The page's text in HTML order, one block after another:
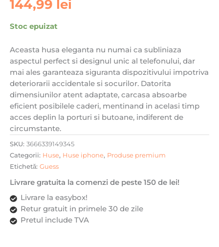
144,99 lei
Stoc epuizat
Aceasta husa eleganta nu numai ca subliniaza
aspectul perfect si designul unic al telefonului, dar
mai ales garanteaza siguranta dispozitivului impotriva
deteriorarii accidentale si socurilor. Datorita
dimensiunilor atent adaptate, carcasa absoarbe
eficient posibilele caderi, mentinand in acelasi timp
acces deplin la porturi si butoane, indiferent de
circumstante.
SKU: 3666339149345
Categorii: Huse, Huse iphone, Produse premium
Etichetă: Guess
Livrare gratuita la comenzi de peste 150 de lei!
Livrare la easybox!
Retur gratuit in primele 30 de zile
Pretul include TVA